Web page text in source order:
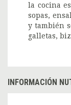
la cocina
sopas,
y también
galletas,
INFORMACIÓN